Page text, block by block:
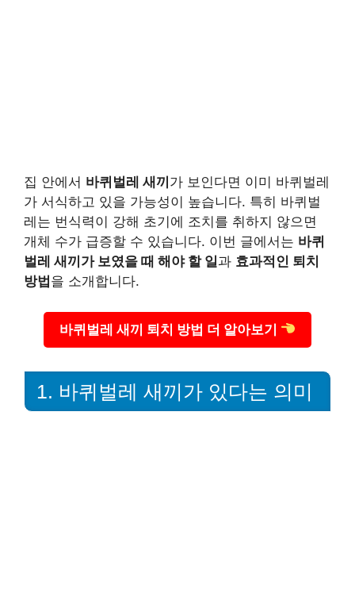
집 안에서 바퀴벌레 새끼 가 보인다면 이미 바퀴벌레
가 서식하고 있을 가능성이 높습니다. 특히 바퀴벌
레는 번식력이 강해 초기에 조치를 취하지 않으면
개체 수가 급증할 수 있습니다. 이번 글에서는 바퀴
벌레 새끼가 보였을 때 해야 할 일과 효과적인 퇴치
방법 을 소개합니다.
바퀴벌레 새끼 퇴치 방법 더 알아보기
1. 바퀴벌레 새끼가 있다는 의미